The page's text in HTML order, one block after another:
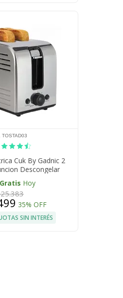
TOSTAD03
Cuk By Gadnic 2
Descongelar
Gratis Hoy
35% OFF
SIN INTERÉS